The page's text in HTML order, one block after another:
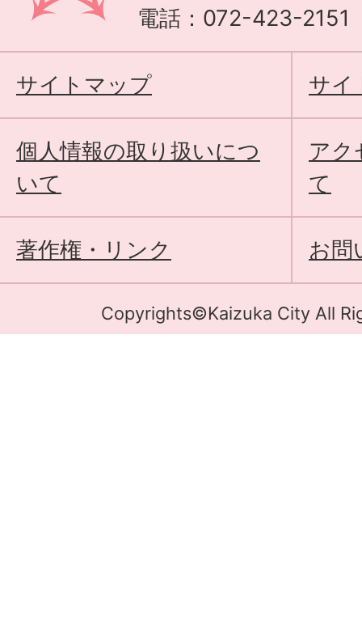
電話：072-423-2151
サイトマップ サイ
個人情報の取り扱いにつ
いて
アク
て
著作権・リンク お問
Copyrights©Kaizuka City All